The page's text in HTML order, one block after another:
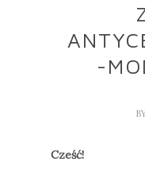
-
Cześć!